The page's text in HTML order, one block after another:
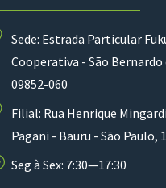
Sede: Estrada Particular
Cooperativa - São Bernardo
09852-060
Filial: Rua Henrique
Pagani - Bauru - São Paulo,
Seg à Sex: 7:30—17:30